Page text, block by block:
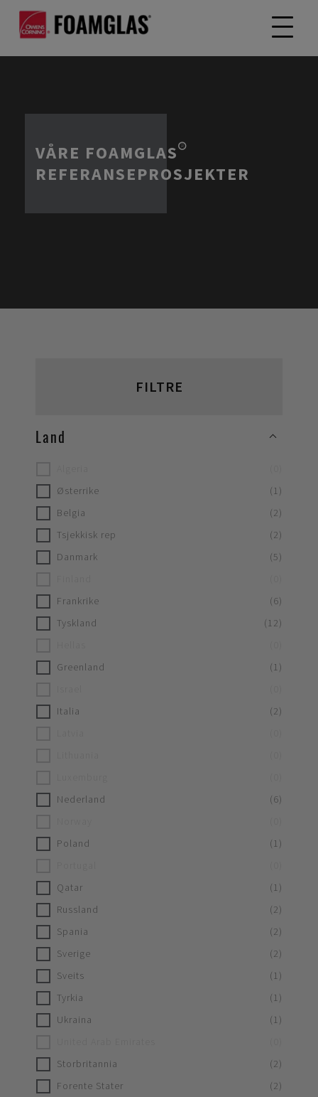
VÅRE FOAMGLAS®
REFERANSEPROSJEKTER
FILTRE
Land
Østerrike
(1)
Belgia
(2)
Tsjekkisk rep
(2)
Danmark
(5)
Frankrike
(6)
Tyskland
(12)
Greenland
(1)
Italia
(2)
Nederland
(6)
Poland
(1)
Qatar
(1)
Russland
(2)
Spania
(2)
Sverige
(2)
Sveits
(1)
Tyrkia
(1)
Ukraina
(1)
Storbritannia
(2)
Forente Stater
(2)